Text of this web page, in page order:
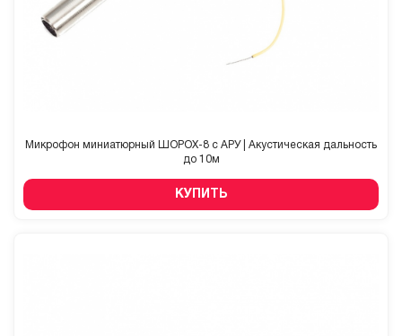
Микрофон миниатюрный ШОРОХ-8 с АРУ | Акустическая дальность
до 10м
КУПИТЬ